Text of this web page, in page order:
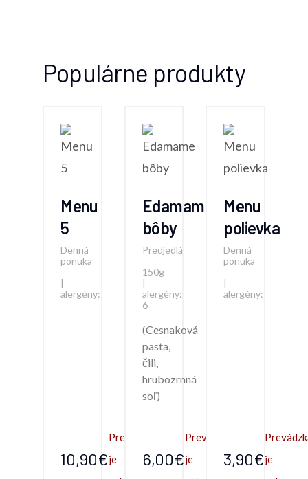
Populárne produkty
Menu
5
Denná
ponuka
|
alergény:
10,90€
Prevádzka
je
Edamame
bôby
Predjedlá
150g
|
alergény:
6
(Cesnaková
pasta,
čili,
hrubozrnná
soľ)
6,00€
Prevádzka
je
Menu
polievka
Denná
ponuka
|
alergény:
3,90€je